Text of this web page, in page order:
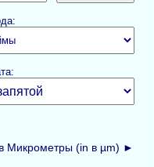
Микрометры (in в µm) ►